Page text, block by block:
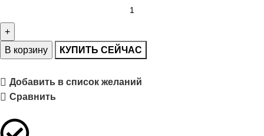
В корзину КУПИТЬ СЕЙЧАС
Добавить в список желаний
Сравнить